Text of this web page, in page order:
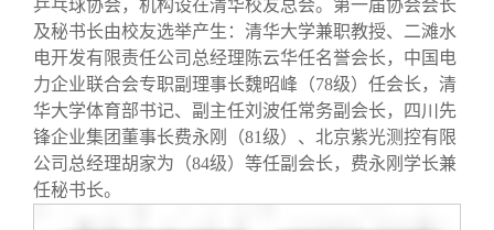
乒乓球协会，机构设在清华校友总会。第一届协会会长
及秘书长由校友选举产生：清华大学兼职教授、二滩水
电开发有限责任公司总经理陈云华任名誉会长，中国电
力企业联合会专职副理事长魏昭峰（78级）任会长，清
华大学体育部书记、副主任刘波任常务副会长，四川先
锋企业集团董事长费永刚（81级）、北京紫光测控有限
公司总经理胡家为（84级）等任副会长，费永刚学长兼
任秘书长。